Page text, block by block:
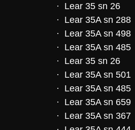
· Lear 35 sn 26
· Lear 35A sn 288
· Lear 35A sn 498
· Lear 35A sn 485
· Lear 35 sn 26
· Lear 35A sn 501
· Lear 35A sn 485
· Lear 35A sn 659
· Lear 35A sn 367